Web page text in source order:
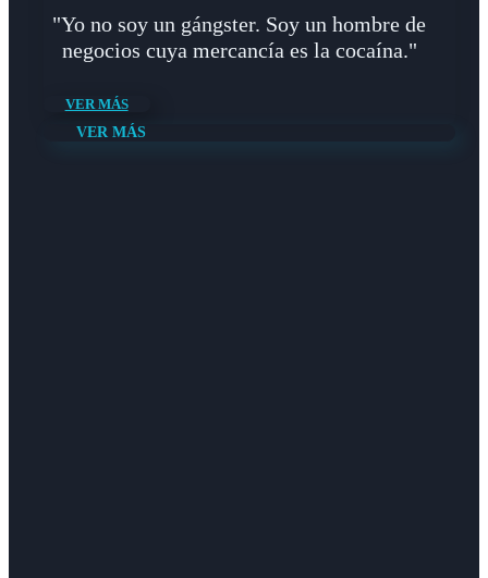
"Yo no soy un gángster. Soy un hombre de
negocios cuya mercancía es la cocaína."
VER MÁS
VER MÁS